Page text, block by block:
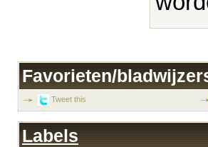
Favorieten/
Tweet this
Labels